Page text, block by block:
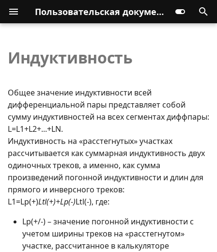
Пользовательская документация
Индуктивность
Общее значение индуктивности всей
дифференциальной пары представляет собой
сумму индуктивностей на всех сегментах диффпары:
L=L1+L2+...+LN.
Индуктивность на «расстегнутых» участках
рассчитывается как суммарная индуктивность двух
одиночных треков, а именно, как сумма
произведений погонной индуктивности и длин для
прямого и инверсного треков:
L1=Lp(+)Ltl(+)+Lp(-)Ltl(-), где:
Lp(+/-) – значение погонной индуктивности с
учетом ширины треков на «расстегнутом»
участке, рассчитанное в калькуляторе